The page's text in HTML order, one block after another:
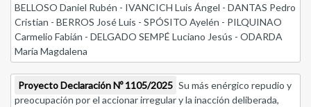
BELLOSO Daniel Rubén - IVANCICH Luis Ángel - DANTAS Pedro
Cristian - BERROS José Luis - SPÓSITO Ayelén - PILQUINAO
Carmelio Fabián - DELGADO SEMPÉ Luciano Jesús - ODARDA
María Magdalena
Proyecto Declaración Nº 1105/2025 Su más enérgico repudio y
preocupación por el accionar irregular y la inacción deliberada,